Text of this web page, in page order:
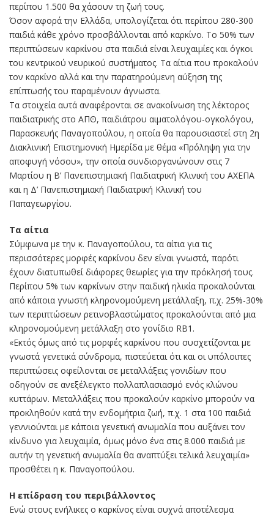
περίπου 1.500 θα χάσουν τη ζωή τους.
Όσον αφορά την Ελλάδα, υπολογίζεται ότι περίπου 280-300
παιδιά κάθε χρόνο προσβάλλονται από καρκίνο. Το 50% των
περιπτώσεων καρκίνου στα παιδιά είναι λευχαιμίες και όγκοι
του κεντρικού νευρικού συστήματος. Τα αίτια που προκαλούν
τον καρκίνο αλλά και την παρατηρούμενη αύξηση της
επίπτωσής του παραμένουν άγνωστα.
Τα στοιχεία αυτά αναφέρονται σε ανακοίνωση της λέκτορος
παιδιατρικής στο ΑΠΘ, παιδιάτρου αιματολόγου-ογκολόγου,
Παρασκευής Παναγοπούλου, η οποία θα παρουσιαστεί στη 2η
Διακλινική Επιστημονική Ημερίδα με θέμα «Πρόληψη για την
αποφυγή νόσου», την οποία συνδιοργανώνουν στις 7
Μαρτίου η Β’ Πανεπιστημιακή Παιδιατρική Κλινική του ΑΧΕΠΑ
και η Δ’ Πανεπιστημιακή Παιδιατρική Κλινική του
Παπαγεωργίου.
Τα αίτια
Σύμφωνα με την κ. Παναγοπούλου, τα αίτια για τις
περισσότερες μορφές καρκίνου δεν είναι γνωστά, παρότι
έχουν διατυπωθεί διάφορες θεωρίες για την πρόκλησή τους.
Περίπου 5% των καρκίνων στην παιδική ηλικία προκαλούνται
από κάποια γνωστή κληρονομούμενη μετάλλαξη, π.χ. 25%-30%
των περιπτώσεων ρετινοβλαστώματος προκαλούνται από μια
κληρονομούμενη μετάλλαξη στο γονίδιο RB1.
«Εκτός όμως από τις μορφές καρκίνου που συσχετίζονται με
γνωστά γενετικά σύνδρομα, πιστεύεται ότι και οι υπόλοιπες
περιπτώσεις οφείλονται σε μεταλλάξεις γονιδίων που
οδηγούν σε ανεξέλεγκτο πολλαπλασιασμό ενός κλώνου
κυττάρων. Μεταλλάξεις που προκαλούν καρκίνο μπορούν να
προκληθούν κατά την ενδομήτρια ζωή, π.χ. 1 στα 100 παιδιά
γεννιούνται με κάποια γενετική ανωμαλία που αυξάνει τον
κίνδυνο για λευχαιμία, όμως μόνο ένα στις 8.000 παιδιά με
αυτήν τη γενετική ανωμαλία θα αναπτύξει τελικά λευχαιμία»
προσθέτει η κ. Παναγοπούλου.
Η επίδραση του περιβάλλοντος
Ενώ στους ενήλικες ο καρκίνος είναι συχνά αποτέλεσμα